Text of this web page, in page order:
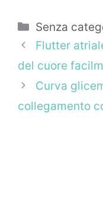
Categorie
Senza
Flutter
del cuore
Curva
collegamento